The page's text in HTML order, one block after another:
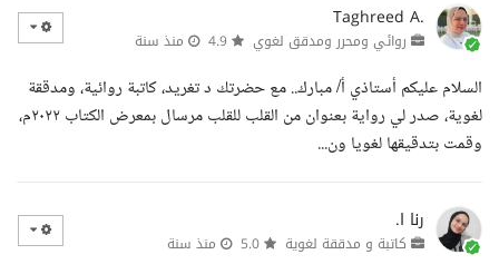
Taghreed A.
روائي ومحرر ومدقق لغوي منذ سنة
السلام عليكم أستاذي أ/ مبارك.. مع حضرتك د تغريد، كاتبة روائية، ومدققة
لغوية، صدر لي رواية بعنوان من القلب للقلب مرسال بمعرض الكتاب ٢٠٢٢م،
وقمت بتدقيقها لغويا ون...
رنا ا.
كاتبة و مدققة لغوية منذ سنة